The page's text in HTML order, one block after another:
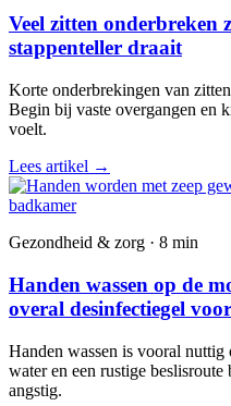
Veel zitten onderbreken
stappenteller draait
Korte onderbrekingen van
Begin bij vaste overgangen en
voelt.
Lees artikel →
Gezondheid & zorg · 8 min
Handen wassen op de
overal desinfectiegel
Handen wassen is vooral nuttig
water en een rustige
angstig.